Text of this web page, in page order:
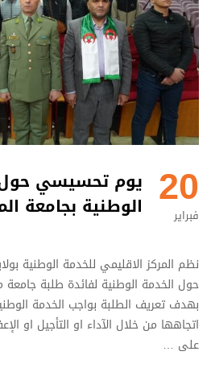
20
فبراير
يوم تحسيسي
الوطنية بجامعة
نظم المركز الاقليمي للخدمة الوطنية
حول الخدمة الوطنية لفائدة طلبة
بهدف تعريف الطلبة بواجب الخدمة
اتجاهها من خلال الآداء او التأجيل او
على …